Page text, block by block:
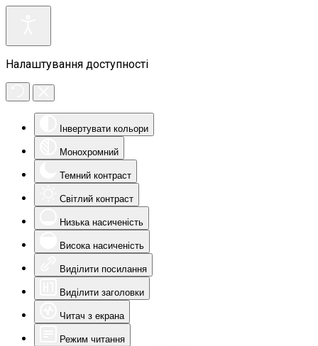
Налаштування доступності
Інвертувати кольори
Монохромний
Темний контраст
Світлий контраст
Низька насиченість
Висока насиченість
Виділити посилання
Виділити заголовки
Читач з екрана
Режим читання